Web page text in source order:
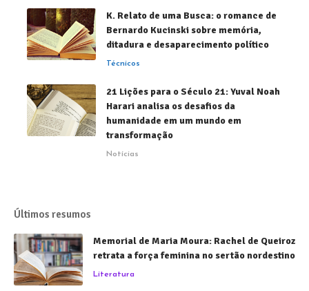
K. Relato de uma Busca: o romance de
Bernardo Kucinski sobre memória,
ditadura e desaparecimento político
Técnicos
21 Lições para o Século 21: Yuval Noah
Harari analisa os desafios da
humanidade em um mundo em
transformação
Notícias
Últimos resumos
Memorial de Maria Moura: Rachel de Queiroz
retrata a força feminina no sertão nordestino
Literatura